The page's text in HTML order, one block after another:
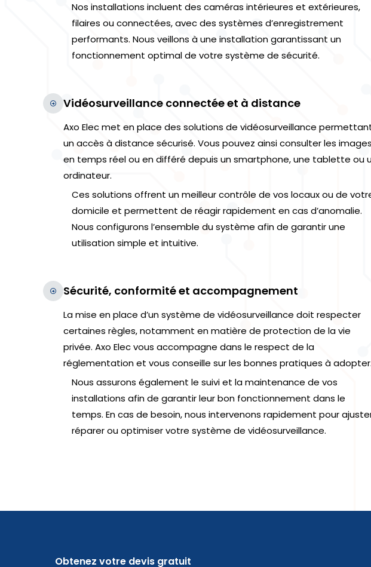
Nos installations incluent des caméras intérieures et extérieures,
filaires ou connectées, avec des systèmes d’enregistrement
performants. Nous veillons à une installation garantissant un
fonctionnement optimal de votre système de sécurité.
Vidéosurveillance connectée et à distance
Axo Elec met en place des solutions de vidéosurveillance
un accès à distance sécurisé. Vous pouvez ainsi consulter les images
en temps réel ou en différé depuis un smartphone, une tablette ou
ordinateur.
Ces solutions offrent un meilleur contrôle de vos locaux ou de
domicile et permettent de réagir rapidement en cas d’anomalie.
Nous configurons l’ensemble du système afin de garantir une
utilisation simple et intuitive.
Sécurité, conformité et accompagnement
La mise en place d’un système de vidéosurveillance doit respecter
certaines règles, notamment en matière de protection de la vie
privée. Axo Elec vous accompagne dans le respect de la
réglementation et vous conseille sur les bonnes pratiques à adopter.
Nous assurons également le suivi et la maintenance de vos
installations afin de garantir leur bon fonctionnement dans le
temps. En cas de besoin, nous intervenons rapidement pour
réparer ou optimiser votre système de vidéosurveillance.
Obtenez votre devis gratuit